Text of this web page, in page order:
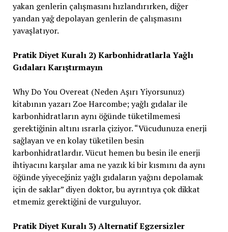
yakan genlerin çalışmasını hızlandırırken, diğer
yandan yağ depolayan genlerin de çalışmasını
yavaşlatıyor.
Pratik Diyet Kuralı 2) Karbonhidratlarla Yağlı
Gıdaları Karıştırmayın
Why Do You Overeat (Neden Aşırı Yiyorsunuz)
kitabının yazarı Zoe Harcombe; yağlı gıdalar ile
karbonhidratların aynı öğünde tüketilmemesi
gerektiğinin altını ısrarla çiziyor. “Vücudunuza enerji
sağlayan ve en kolay tüketilen besin
karbonhidratlardır. Vücut hemen bu besin ile enerji
ihtiyacını karşılar ama ne yazık ki bir kısmını da aynı
öğünde yiyeceğiniz yağlı gıdaların yağını depolamak
için de saklar” diyen doktor, bu ayrıntıya çok dikkat
etmemiz gerektiğini de vurguluyor.
Pratik Diyet Kuralı 3) Alternatif Egzersizler